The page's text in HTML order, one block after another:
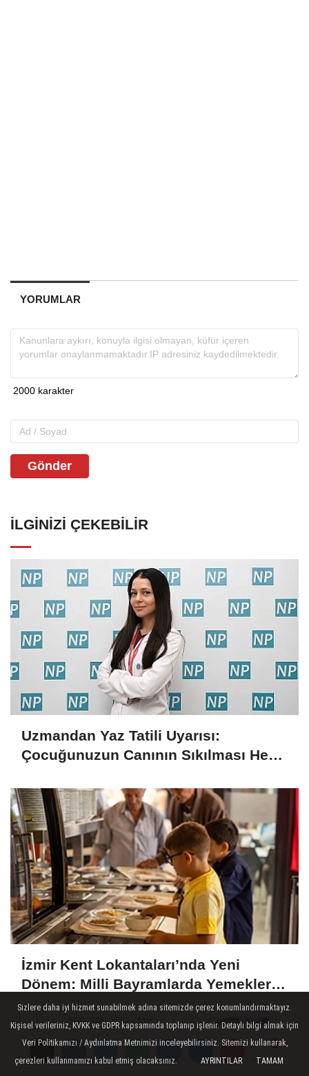
Yorumlar
Yorumlar
YORUMLAR
Gönder
İLGINIZI ÇEKEBILIR
Uzmandan Yaz Tatili Uyarısı:
Çocuğunuzun Canının Sıkılması Her
İzmir Kent Lokantaları’nda Yeni
Dönem: Milli Bayramlarda Yemekler
Ücretsiz Olacak
Sizlere daha iyi hizmet sunabilmek adına sitemizde çerez konumlandırmaktayız.
Kişisel verileriniz, KVKK ve GDPR kapsamında toplanıp işlenir. Detaylı bilgi almak için
Veri Politikamızı / Aydınlatma Metnimizi inceleyebilirsiniz. Sitemizi kullanarak,
çerezleri kullanmamızı kabul etmiş olacaksınız.
AYRINTILAR TAMAM